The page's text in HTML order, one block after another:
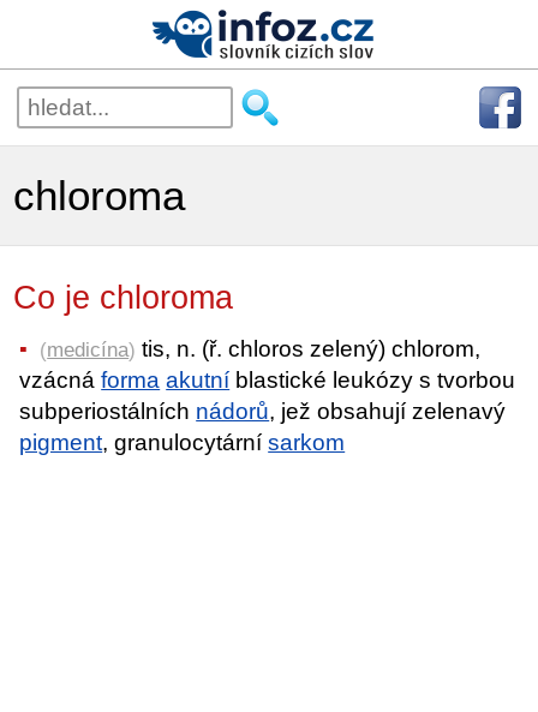
chloroma
Co je chloroma
(medicína) tis, n. (ř. chloros zelený) chlorom,
vzácnáforma akutní blastické leukózy s tvorbou
subperiostálních nádorů, jež obsahují zelenavý
pigment, granulocytárnísarkom